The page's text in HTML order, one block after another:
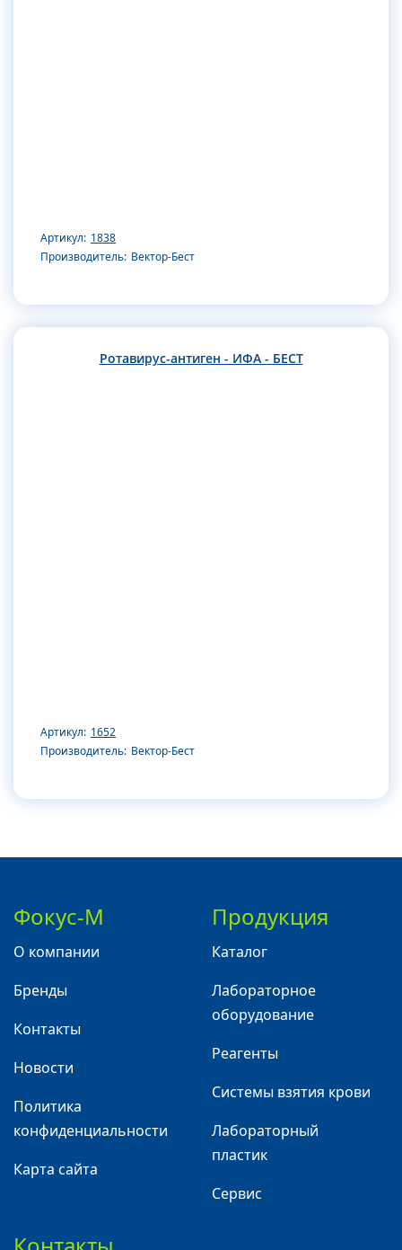
Артикул: 1838
Производитель: Вектор-Бест
Ротавирус-антиген - ИФА - БЕСТ
Артикул: 1652
Производитель: Вектор-Бест
Фокус-М
О компании
Бренды
Контакты
Новости
Политика
конфиденциальности
Карта сайта
Продукция
Каталог
Лабораторное
оборудование
Реагенты
Системы взятия крови
Лабораторный
пластик
Сервис